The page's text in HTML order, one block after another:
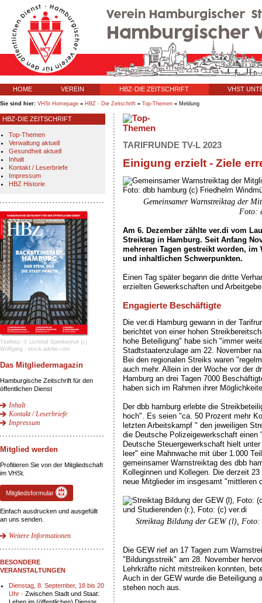
HOME VEREIN HBZ-DIE ZEITSCHRIFT VHST
Sie sind hier: VHSt Homepage » HBZ - Die Zeitschrift » Top-Themen » Meldung
HBZ-DIE ZEITSCHRIFT
Top-Themen
Verwaltung aktuell
Gesundheit aktuell
Inhalt
Kontakt / Leserbriefe
Impressum
HBZ Historie
Titelfoto: © Lichthof Sprinkenhof (c)
Wolfgang - stock.adobe.com
Das Mitgliedermagazin
Hamburgische Zeitschrift für den
öffentlichen Dienst
Inhalt
Kontakt / Leserbriefe
Impressum
Mitglied werden
Profitieren Sie von der Mitgliedschaft
im VHSt.
Mitgliedsformular
Einfach ausdrucken und ausgefüllt
an uns senden.
Weitere Informationen
BESONDERE
VERANSTALTUNGEN
Dienstag, 8. September, 18 bis 20
Uhr · Zwischen Stadt und Staat:
TARIFRUNDE TV-L 2023
Einigung erzielt - Ziele
Gemeinsamer Warnstreiktag der
Foto:
Am 6. Dezember zählte ver.di vom
Streiktag in Hamburg. Seit Anfang
mehreren Tagen gestreikt worden, im
und inhaltlichen Schwerpunkten.
Einen Tag später begann die dritte
erzielten Gewerkschaften und
Engagierte Beschäftigte
Die ver.di Hamburg gewann in der
berichtet von einer hohen
hohe Beteiligung" habe sich "immer
Stadtstaatenzulage am 22. November
Bei den regionalen Streiks waren
auch mehr. Allein in der Woche vor der
Hamburg an drei Tagen 7000
haben sich im Rahmen ihrer
Der dbb hamburg erlebte die
hoch". Es seien "ca. 50 Prozent mehr
letzten Arbeitskampf " den jeweiligen
die Deutsche Polizeigewerkschaft einen
Deutsche Steuergewerkschaft hielt
leer" eine Mahnwache mit über 1.000
gemeinsamer Warnstreiktag des dbb
Kolleginnen und Kollegen. Die derzeit
neue Mitglieder im insgesamt "mittleren
Streiktag Bildung der GEW (l), Foto:
Die GEW rief an 17 Tagen zum
"Bildungsstreik" am 28. November
Lehrkräfte nicht mitstreiken konnten,
Auch in der GEW wurde die Beteiligung
stehen noch aus.